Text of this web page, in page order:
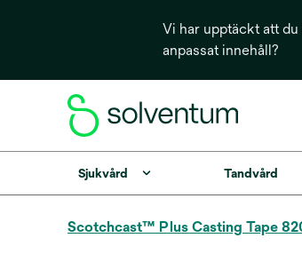
Vi har upptäckt att
anpassat innehåll?
Sjukvård Tandvård
Scotchcast™ Plus Casting Tape